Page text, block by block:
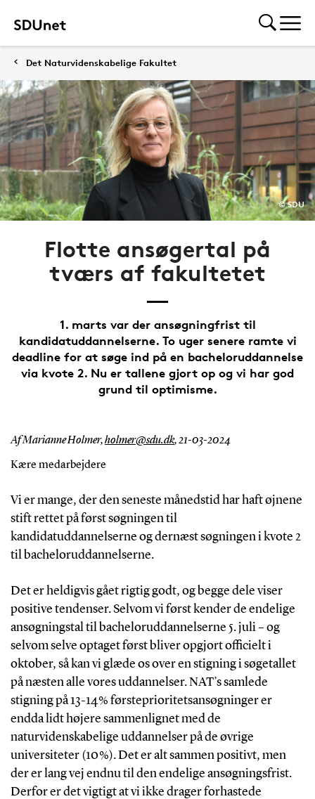
Det Naturvidenskabelige Fakultet
© SDU
Flotte ansøgertal på
tværs af fakultetet
1. marts var der ansøgningfrist til
kandidatuddannelserne. To uger senere ramte vi
deadline for at søge ind på en bacheloruddannelse
via kvote 2. Nu er tallene gjort op og vi har god
grund til optimisme.
Af Marianne Holmer,holmer@sdu.dk,21-03-2024
Kære medarbejdere
Vi er mange, der den seneste månedstid har haft øjnene
stift rettet på først søgningen til
kandidatuddannelserne og dernæst søgningen i kvote 2
til bacheloruddannelserne.
Det er heldigvis gået rigtig godt, og begge dele viser
positive tendenser. Selvom vi først kender de endelige
ansøgningstal til bacheloruddannelserne 5. juli – og
selvom selve optaget først bliver opgjort officielt i
oktober, så kan vi glæde os over en stigning i søgetallet
på næsten alle vores uddannelser. NAT’s samlede
stigning på 13-14 % førsteprioritetsansøgninger er
endda lidt højere sammenlignet med de
naturvidenskabelige uddannelser på de øvrige
universiteter (10 %). Det er alt sammen positivt, men
der er lang vej endnu til den endelige ansøgningsfrist.
Derfor er det vigtigt at vi ikke drager forhastede